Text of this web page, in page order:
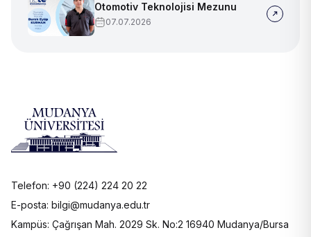
Otomotiv Teknolojisi Mezunu
07.07.2026
Telefon: +90 (224) 224 20 22
E-posta: bilgi@mudanya.edu.tr
Kampüs: Çağrışan Mah. 2029 Sk. No:2 16940 Mudanya/Bursa